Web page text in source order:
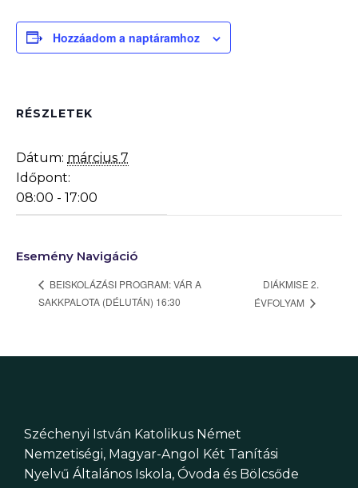
Hozzáadom a naptáramhoz
RÉSZLETEK
Dátum: március 7
Időpont:
08:00 - 17:00
Esemény Navigáció
BEISKOLÁZÁSI PROGRAM: VÁR A
SAKKPALOTA (DÉLUTÁN) 16:30
DIÁKMISE 2.
ÉVFOLYAM
Széchenyi István Katolikus Német
Nemzetiségi, Magyar-Angol Két Tanítási
Nyelvű Általános Iskola, Óvoda és Bölcsőde